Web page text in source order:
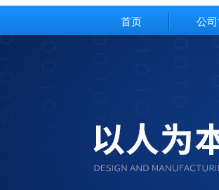
首页 公